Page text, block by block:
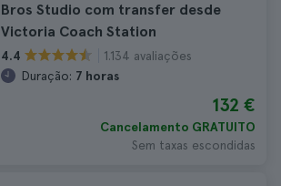
Bros Studio com transfer desde
Victoria Coach Station
4.4
1.134 avaliações
Duração: 7 horas
132 €
Cancelamento GRATUITO
Sem taxas escondidas